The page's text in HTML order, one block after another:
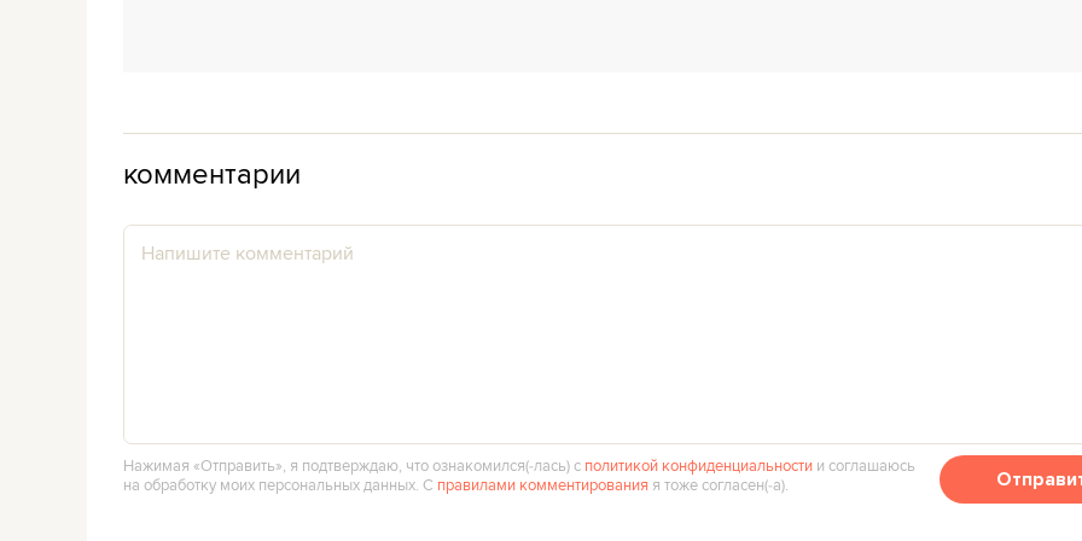
комментарии
Нажимая «Отправить», я подтверждаю, что ознакомился(‑лась) с политикой конфиденциальности и соглашаюсь
на обработку моих персональных данных. С правилами комментирования я тоже согласен(‑а).